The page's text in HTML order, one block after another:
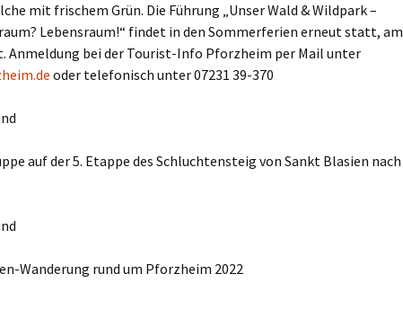
mit frischem Grün. Die Führung „Unser Wald & Wildpark –
Lebensraum!“ findet in den Sommerferien erneut statt, am
Anmeldung bei der Tourist-Info Pforzheim per Mail unter
oder telefonisch unter 07231 39-370
auf der 5. Etappe des Schluchtensteig von Sankt Blasien nach
Wanderung rund um Pforzheim 2022